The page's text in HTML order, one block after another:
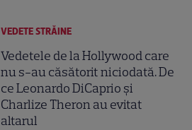
VEDETE STRĂINE
Vedetele de la Hollywood care
nu s-au căsătorit niciodată. De
ce Leonardo DiCaprio și
Charlize Theron au evitat
altarul